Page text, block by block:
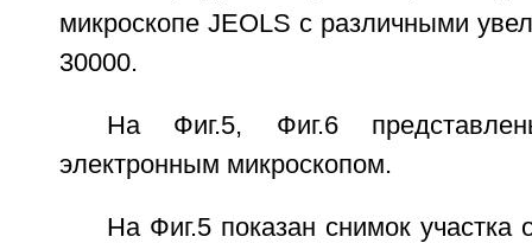
микроскопе JEOLS с различными
30000.
На Фиг.5, Фиг.6
электронным микроскопом.
На Фиг.5 показан снимок участка